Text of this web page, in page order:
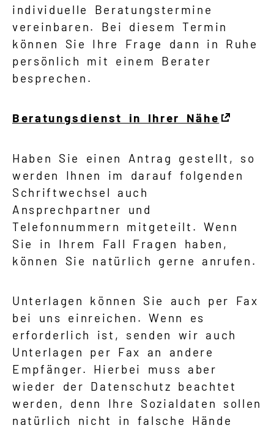
individuelle Beratungstermine
vereinbaren. Bei diesem Termin
können Sie Ihre Frage dann in Ruhe
persönlich mit einem Berater
besprechen.
Beratungsdienst in Ihrer Nähe
Haben Sie einen Antrag gestellt, so
werden Ihnen im darauf folgenden
Schriftwechsel auch
Ansprechpartner und
Telefonnummern mitgeteilt. Wenn
Sie in Ihrem Fall Fragen haben,
können Sie natürlich gerne anrufen.
Unterlagen können Sie auch per Fax
bei uns einreichen. Wenn es
erforderlich ist, senden wir auch
Unterlagen per Fax an andere
Empfänger. Hierbei muss aber
wieder der Datenschutz beachtet
werden, denn Ihre Sozialdaten sollen
natürlich nicht in falsche Hände